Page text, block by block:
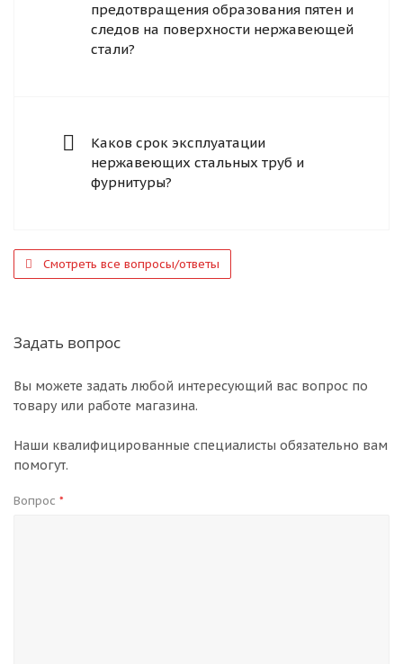
предотвращения образования пятен и
следов на поверхности нержавеющей
стали?
Каков срок эксплуатации
нержавеющих стальных труб и
фурнитуры?
Смотреть все вопросы/ответы
Задать вопрос
Вы можете задать любой интересующий вас вопрос по
товару или работе магазина.
Наши квалифицированные специалисты обязательно вам
помогут.
Вопрос *